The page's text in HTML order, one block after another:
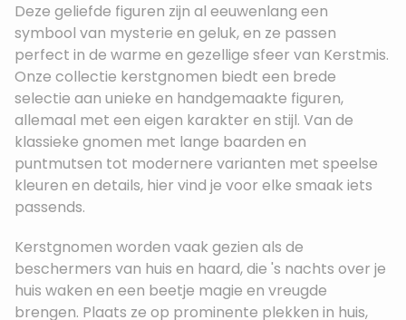
Deze geliefde figuren zijn al eeuwenlang een
symbool van mysterie en geluk, en ze passen
perfect in de warme en gezellige sfeer van Kerstmis.
Onze collectie kerstgnomen biedt een brede
selectie aan unieke en handgemaakte figuren,
allemaal met een eigen karakter en stijl. Van de
klassieke gnomen met lange baarden en
puntmutsen tot modernere varianten met speelse
kleuren en details, hier vind je voor elke smaak iets
passends.
Kerstgnomen worden vaak gezien als de
beschermers van huis en haard, die 's nachts over je
huis waken en een beetje magie en vreugde
brengen. Plaats ze op prominente plekken in huis,